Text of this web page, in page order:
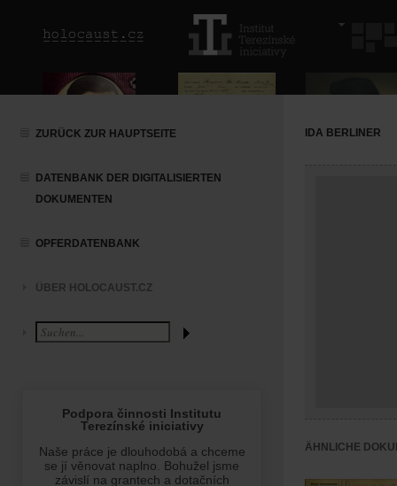
ZURÜCK ZUR HAUPTSEITE
DATENBANK DER DIGITALISIERTEN
DOKUMENTEN
OPFERDATENBANK
ÜBER HOLOCAUST.CZ
IDA BERLINER
ÄHNLICHE